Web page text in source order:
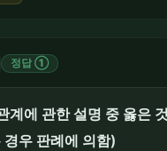
정답 ①
계에 관한 설명 중 옳은
우 판례에 의함)